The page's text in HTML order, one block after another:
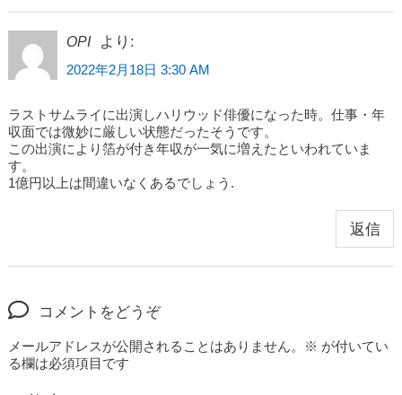
OPI より:
2022年2月18日 3:30 AM
ラストサムライに出演しハリウッド俳優になった時。仕事・年
収面では微妙に厳しい状態だったそうです。
この出演により箔が付き年収が一気に増えたといわれていま
す。
1億円以上は間違いなくあるでしょう.
返信
コメントをどうぞ
メールアドレスが公開されることはありません。 ※ が付いてい
る欄は必須項目です